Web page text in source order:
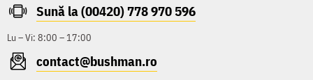
Sună la (00420) 778 970 596
Lu – Vi: 8:00 – 17:00
contact@bushman.ro